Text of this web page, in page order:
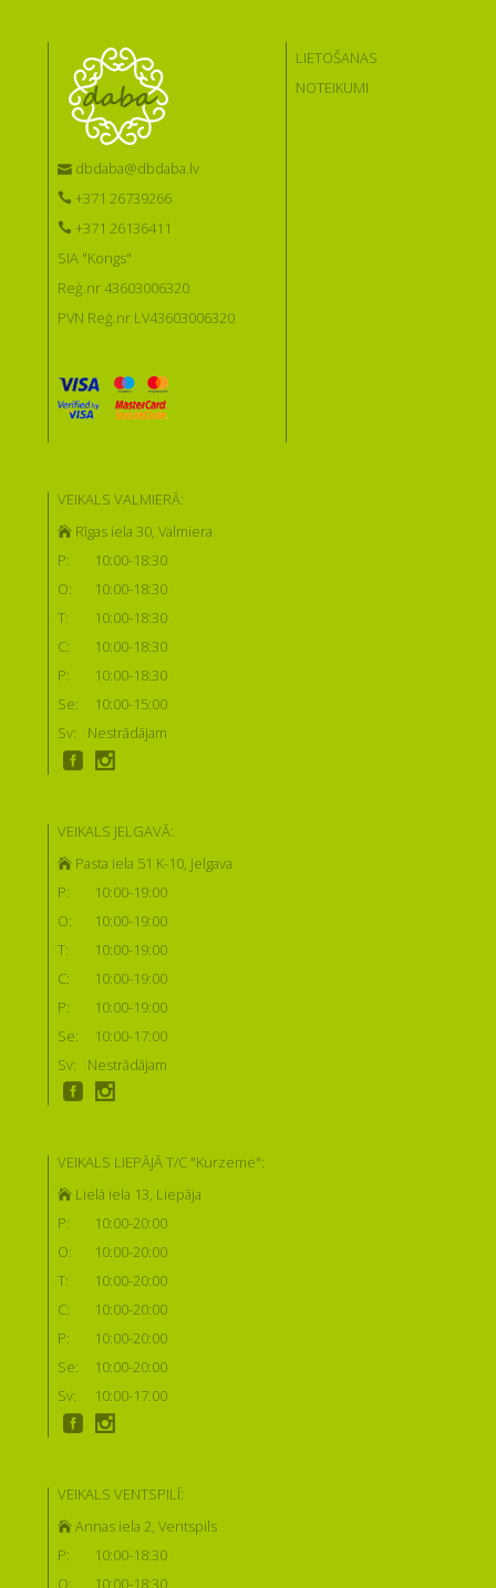
dbdaba@dbdaba.lv
+371 26739266
+371 26136411
SIA "Kongs"
Reģ.nr 43603006320
PVN Reģ.nr LV43603006320
LIETOŠANAS
NOTEIKUMI
VEIKALS VALMIERĀ:
Rīgas iela 30, Valmiera
P:
10:00-18:30
O:
10:00-18:30
T:
10:00-18:30
C:
10:00-18:30
P:
10:00-18:30
Se:
10:00-15:00
Sv:
Nestrādājam
VEIKALS JELGAVĀ:
Pasta iela 51 K-10, Jelgava
P:
10:00-19:00
O:
10:00-19:00
T:
10:00-19:00
C:
10:00-19:00
P:
10:00-19:00
Se:
10:00-17:00
Sv:
Nestrādājam
VEIKALS LIEPĀJĀ T/C "Kurzeme":
Lielā iela 13, Liepāja
P:
10:00-20:00
O:
10:00-20:00
T:
10:00-20:00
C:
10:00-20:00
P:
10:00-20:00
Se:
10:00-20:00
Sv:
10:00-17:00
VEIKALS VENTSPILĪ:
Annas iela 2, Ventspils
P:
10:00-18:30
O:
10:00-18:30